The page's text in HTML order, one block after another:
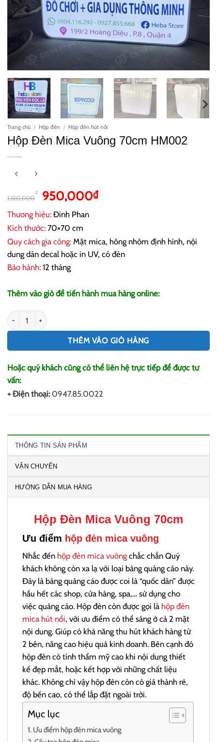
Trang chủ / Hộp đèn / Hộp đèn hút nổi
Hộp Đèn Mica Vuông 70cm HM002
1,120,000
₫
Giá
gốc
là:
1,120,000₫.
950,000₫Giá
950,000₫.
Thương hiệu: Đinh Phan
Kích thước: 70×70 cm
Quy cách gia công: Mặt mica, hông nhôm định hình, nội
dung dán decal hoặc in UV, có đèn
Bảo hành: 12 tháng
Thêm vào giỏ để tiến hành mua hàng online:
Hộp Đèn Mica Vuông 70cm HM002 số lượng
THÊM VÀO GIỎ HÀNG
Hoặc quý khách cũng có thể liên hệ trực tiếp để được tư
vấn:
+ Điện thoại: 0947.85.0022
THÔNG TIN SẢN PHẨM
VẬN CHUYỂN
HƯỚNG DẪN MUA HÀNG
Hộp Đèn Mica Vuông 70cm
Ưu điểm hộp đèn mica vuông
Nhắc đến hộp đèn mica vuông chắc chắn Quý
khách không còn xa lạ với loại bảng quảng cáo này.
Đây là bảng quảng cáo được coi là “quốc dân” được
hầu hết các shop, cửa hàng, spa,… sử dụng cho
việc quảng cáo. Hộp đèn còn được gọi là hộp đèn
mica hút nổi, với ưu điểm có thể sáng ở cả 2 mặt
nội dung. Giúp có khả năng thu hút khách hàng từ
2 bên, năng cao hiệu quả kinh doanh. Bên cạnh đó
hộp đèn có tính thẩm mỹ cao khi nội dung thiết
kế đẹp mắt, hoặc kết hợp với những chất liệu
khác. Không chỉ vậy hộp đèn còn có giá thành rẻ,
độ bền cao, có thể lắp đặt ngoài trời.
Mục lục
Ưu điểm hộp đèn mica vuông